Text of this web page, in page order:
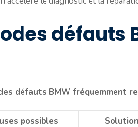
défauts
défauts BMW fréquemment
possibles